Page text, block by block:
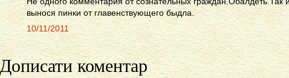
вынося пинки от главенствующего быдла.
10/11/2011
Дописати коментар